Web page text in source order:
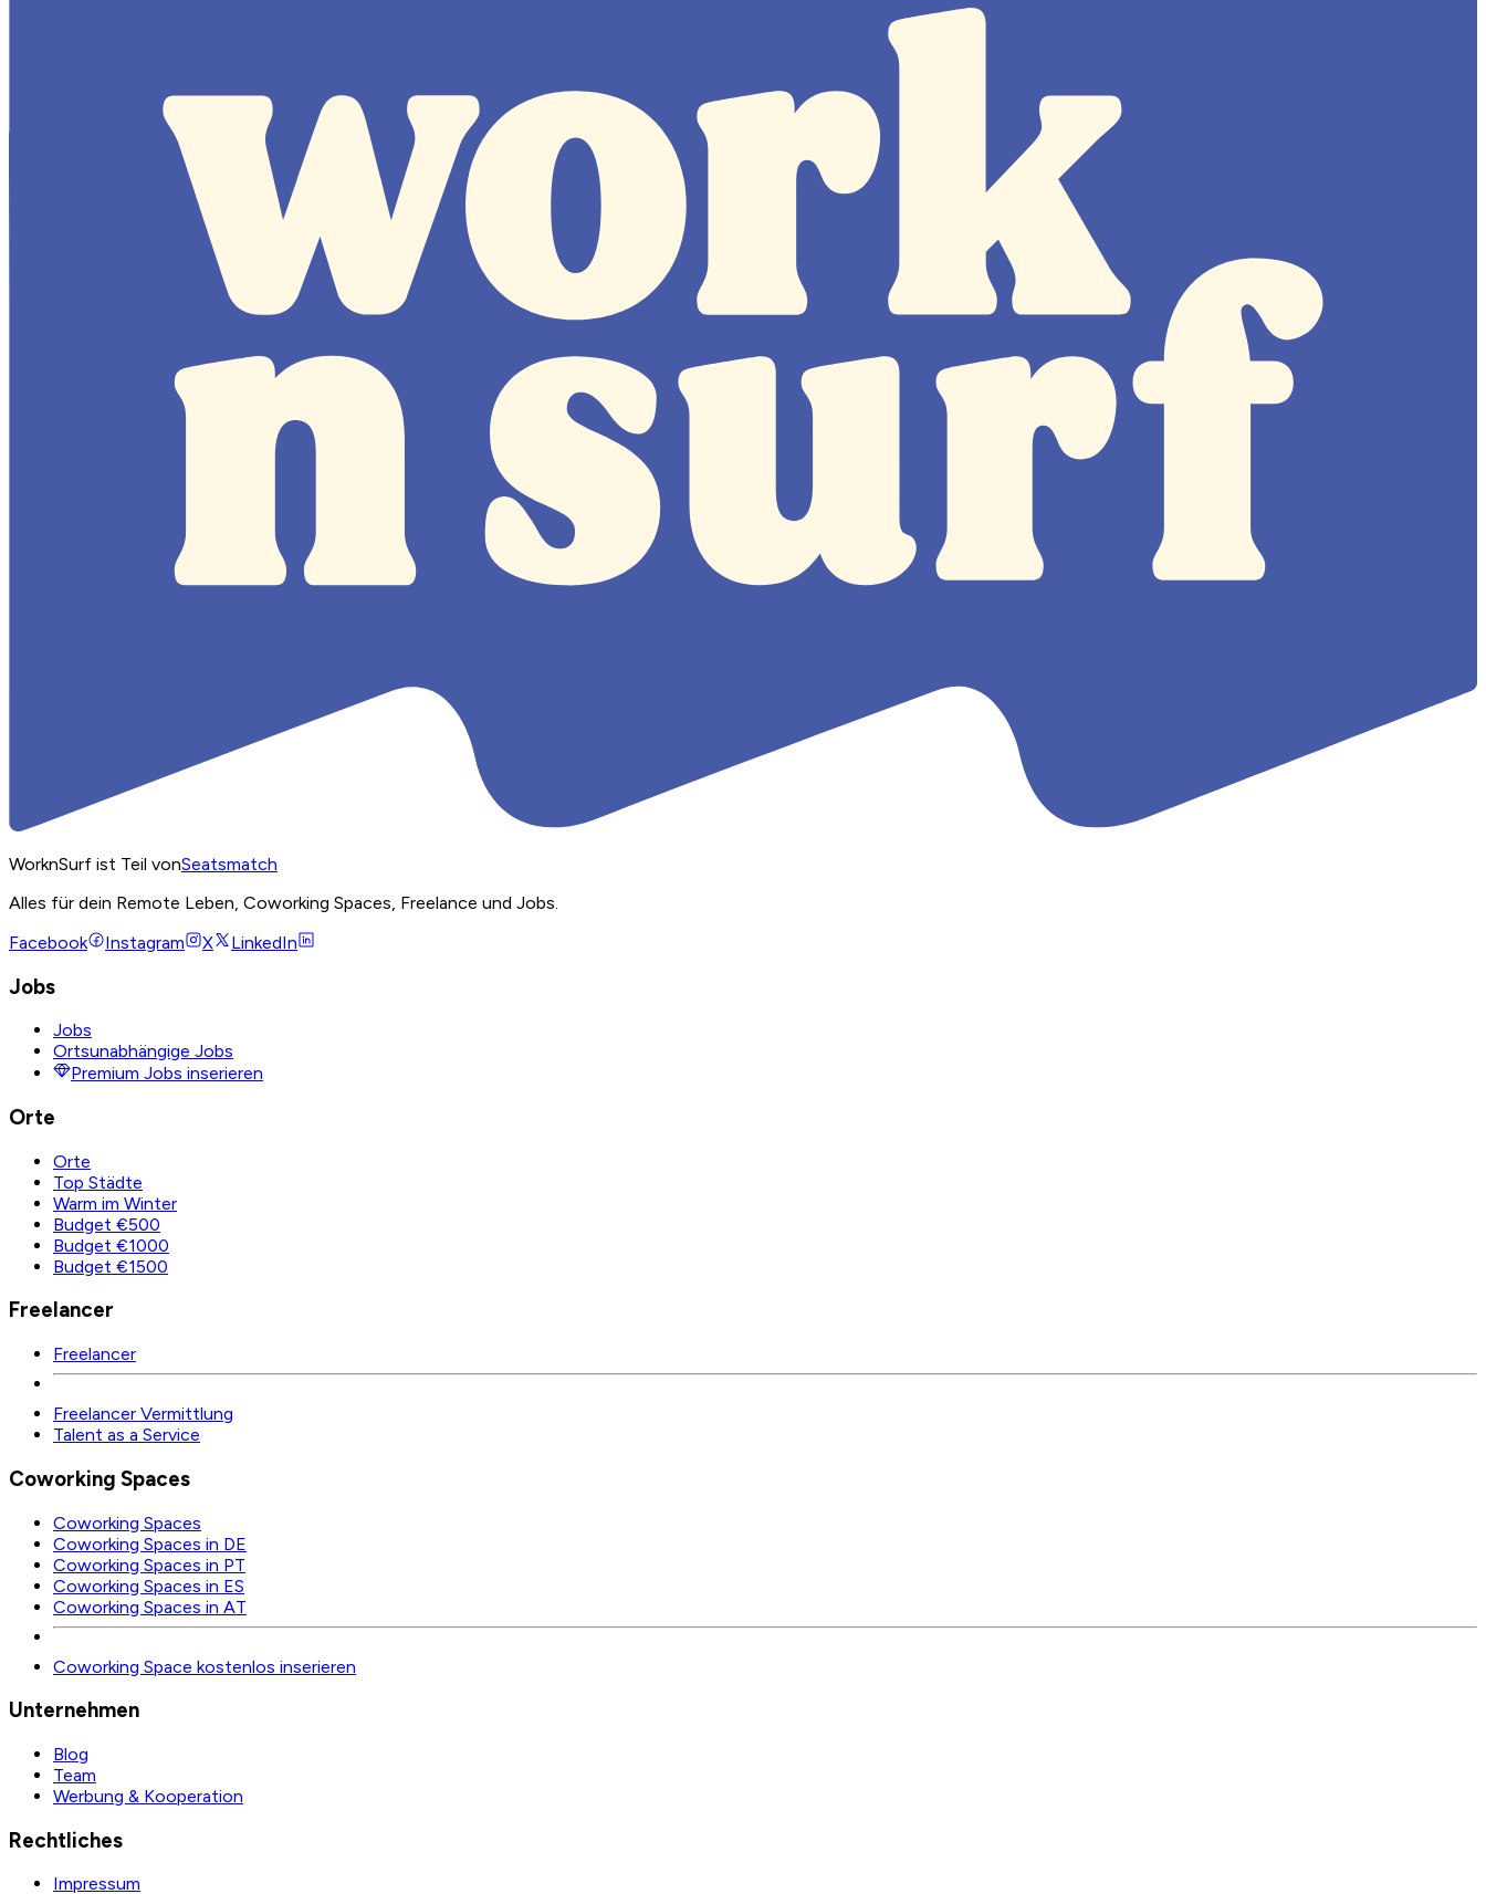
WorknSurf ist Teil vonSeatsmatch
Alles für dein Remote Leben, Coworking Spaces, Freelance und Jobs.
Facebook
Instagram X LinkedIn
Jobs
Jobs
Ortsunabhängige Jobs
Premium Jobs inserieren
Orte
Orte
Top Städte
Warm im Winter
Budget €500
Budget €1000
Budget €1500
Freelancer
Freelancer
Freelancer Vermittlung
Talent as a Service
Coworking Spaces
Coworking Spaces
Coworking Spaces in DE
Coworking Spaces in PT
Coworking Spaces in ES
Coworking Spaces in AT
Coworking Space kostenlos inserieren
Unternehmen
Blog
Team
Werbung & Kooperation
Rechtliches
Impressum